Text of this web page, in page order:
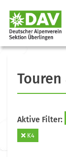
Aktive Filter:
K4